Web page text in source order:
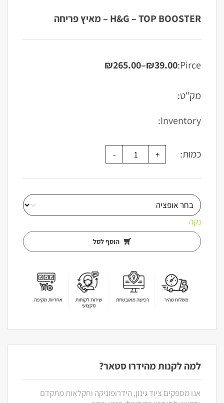
H&G – TOP BOOSTER – מאיץ פריחה
Pirce:
₪39.00
–
₪265.00
טווח
מק"ט:
Inventory:
כמות:
נקה
הוסף לסל
למה לקנות מהידרו סטאר?
אנו מספקים ציוד גינון, הידרופוניקה וחקלאות מתקדם